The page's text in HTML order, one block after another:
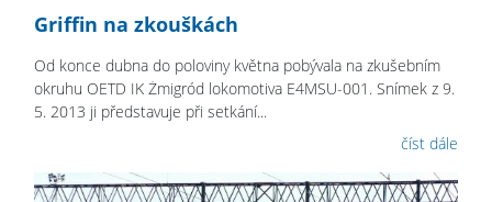
Griffin na zkouškách
Od konce dubna do poloviny května pobývala na zkušebním
okruhu OETD IK Żmigród lokomotiva E4MSU-001. Snímek z 9.
5. 2013 ji představuje při setkání...
číst dále